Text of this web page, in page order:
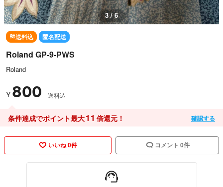
3 / 6
送料込 匿名配送
Roland GP-9-PWS
Roland
¥ 800 送料込
条件達成でポイント最大11 倍還元！ 確認する
いいね 0件 コメント 0件